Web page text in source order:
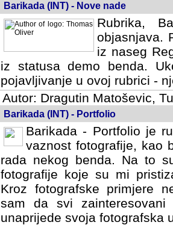
Barikada (INT) - Nove nade
Rubrika,
objasnjava.
iz naseg
iz statusa demo benda.
pojavljivanje u ovoj rubrici -
Autor: Dragutin Matoševic,
Barikada (INT) - Portfolio
Barikada - Portfolio je
vaznost fotografije, kao
rada nekog benda. Na to
fotografije koje su mi
fotografske primjere
svi zainteresovani
svoja fotografska umijeca.